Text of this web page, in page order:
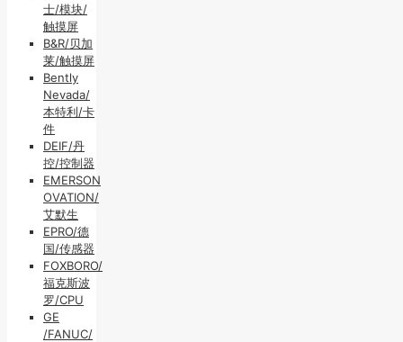
士/模块/
触摸屏
B&R/贝加
莱/触摸屏
Bently
Nevada/
本特利/卡
件
DEIF/丹
控/控制器
EMERSON
OVATION/
艾默生
EPRO/德
国/传感器
FOXBORO/
福克斯波
罗/CPU
GE
/FANUC/